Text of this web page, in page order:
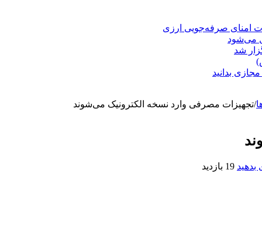
امنای صرفه‌جویی ارزی
می‌شود
شد
بدانید
/تجهیزات مصرفی وارد نسخه الکترونیک می‌شوند
19 بازدید